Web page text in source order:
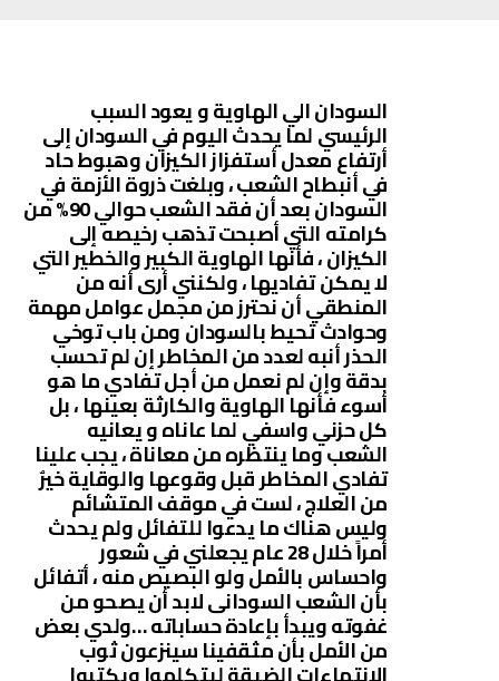
السودان الي الهاوية و يعود السبب
الرئيسي لما يحدث اليوم في السودان إلى
أرتفاع معدل أستفزاز الكيزان وهبوط حاد
في أنبطاح الشعب ، وبلغت ذروة الأزمة في
السودان بعد أن فقد الشعب حوالي 90% من
كرامته التي أصبحت تذهب رخيصه إلى
الكيزان ، فأنها الهاوية الكبير والخطير التي
لا يمكن تفاديها ، ولكنني أرى أنه من
المنطقي أن نحترز من مجمل عوامل مهمة
وحوادث تحيط بالسودان ومن باب توخي
الحذر أنبه لعدد من المخاطر إن لم تحسب
بدقة وإن لم نعمل من أجل تفادي ما هو
أسوء فأنها الهاوية والكارثة بعينها ، بل
كل حزني واسفي لما عاناه و يعانيه
الشعب وما ينتظره من معاناة ، يجب علينا
تفادي المخاطر قبل وقوعها والوقاية خيرٌ
من العلاج ، لست في موقف المتشائم
وليس هناك ما يدعوا للتفائل ولم يحدث
أمراً خلال 28 عام يجعلني في شعور
واحساس بالأمل ولو البصيص منه ، أتفائل
بأن الشعب السودانى لابد أن يصحو من
غفوته ويبدأ بإعادة حساباته …ولدي بعض
من الأمل بأن مثقفينا سينزعون ثوب